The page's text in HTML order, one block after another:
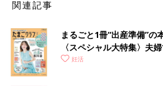
関連記事
まるごと1冊“出産準備”の
〈スペシャル大特集〉夫
妊活